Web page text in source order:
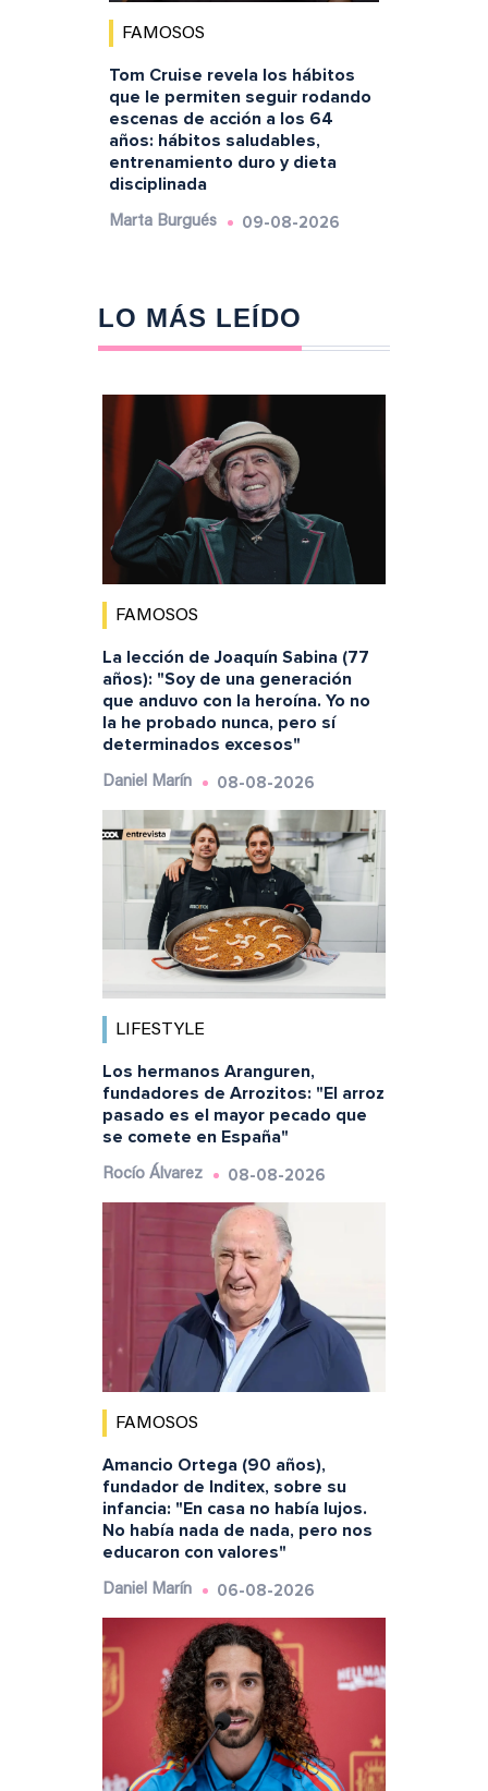
FAMOSOS
Tom Cruise revela los hábitos
que le permiten seguir rodando
escenas de acción a los 64
años: hábitos saludables,
entrenamiento duro y dieta
disciplinada
Marta Burgués 09-08-2026
LO MÁS LEÍDO
FAMOSOS
La lección de Joaquín Sabina (77
años): "Soy de una generación
que anduvo con la heroína. Yo no
la he probado nunca, pero sí
determinados excesos"
Daniel Marín 08-08-2026
LIFESTYLE
Los hermanos Aranguren,
fundadores de Arrozitos: "El arroz
pasado es el mayor pecado que
se comete en España"
Rocío Álvarez 08-08-2026
FAMOSOS
Amancio Ortega (90 años),
fundador de Inditex, sobre su
infancia: "En casa no había lujos.
No había nada de nada, pero nos
educaron con valores"
Daniel Marín 06-08-2026